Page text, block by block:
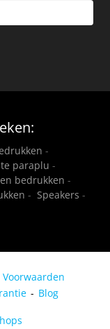
-
paraplu -
bedrukken -
- Speakers -
Blog